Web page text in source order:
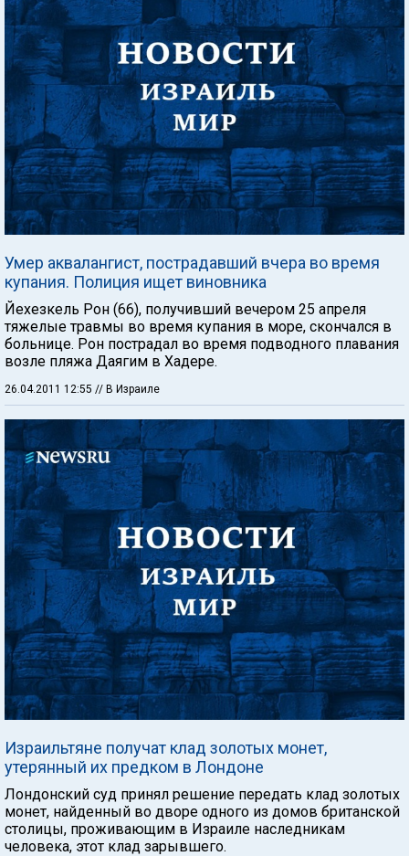
Умер аквалангист, пострадавший вчера во время
купания. Полиция ищет виновника
Йехезкель Рон (66), получивший вечером 25 апреля
тяжелые травмы во время купания в море, скончался в
больнице. Рон пострадал во время подводного плавания
возле пляжа Даягим в Хадере.
26.04.2011 12:55 // В Израиле
Израильтяне получат клад золотых монет,
утерянный их предком в Лондоне
Лондонский суд принял решение передать клад золотых
монет, найденный во дворе одного из домов британской
столицы, проживающим в Израиле наследникам
человека, этот клад зарывшего.